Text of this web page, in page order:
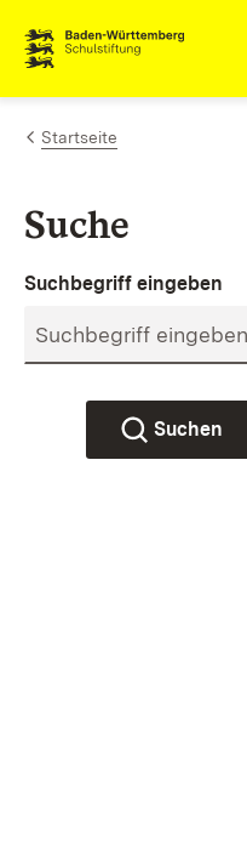
Zum Inhalt springen
Link zur Startseite
Startseite
Suche
Suchbegriff eingeben
Suchen